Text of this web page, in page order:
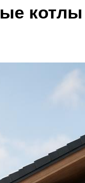
котлы